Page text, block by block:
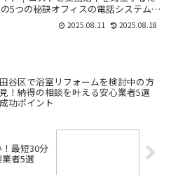
5つの秘訣オフィスの電話システムを
しくしたい、ビジネスフォンを導入し
いけど「何から始めればよいのか分か
2025.08.11 2025.08.18
谷区で浴室リフォームを検討中の方
！納得の相談を叶える安心業者5選
功ポイント
最短30分
者5選